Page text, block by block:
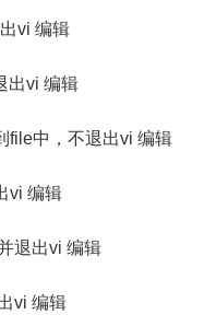
vi 编辑
出vi 编辑
file中，不退出vi 编辑
vi 编辑
退出vi 编辑
vi 编辑